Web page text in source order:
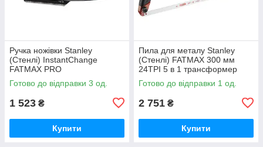
Ручка ножівки Stanley
(Стенлі) InstantChange
FATMAX PRO
Готово до відправки 3 од.
1 523 ₴
Купити
Пила для металу Stanley
(Стенлі) FATMAX 300 мм
24TPI 5 в 1 трансформер
Готово до відправки 1 од.
2 751 ₴
Купити